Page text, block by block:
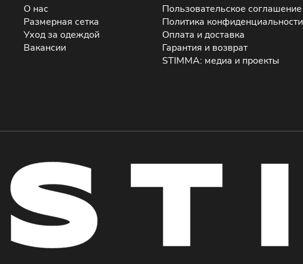
О нас
Размерная сетка
Уход за одеждой
Вакансии
Пользовательское соглашение
Политика конфиденциальности
Оплата и доставка
Гарантия и возврат
STIMMA: медиа и проекты